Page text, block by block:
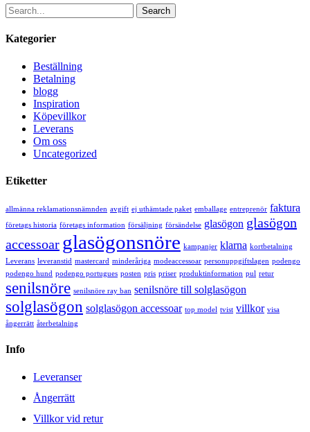
Search
Kategorier
Beställning
Betalning
blogg
Inspiration
Köpevillkor
Leverans
Om oss
Uncategorized
Etiketter
allmänna reklamationsnämnden avgift ej uthämtade paket emballage entreprenör faktura
företags historia företags information försäljning försändelse glasögon glasögon
accessoar glasögonsnöre kampanjer klarna kortbetalning
Leverans leveranstid mastercard minderåriga modeaccessoar personuppgiftslagen podengo
podengo hund podengo portugues posten pris priser produktinformation pul retur
senilsnöre senilsnöre ray ban senilsnöre till solglasögon
solglasögon solglasögon accessoar top model tvist villkor visa
ångerrätt återbetalning
Info
Leveranser
Ångerrätt
Villkor vid retur